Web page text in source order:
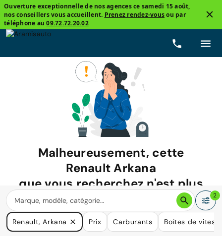
Ouverture exceptionnelle de nos agences ce samedi 15 août,
nos conseillers vous accueillent. Prenez rendez-vousou par
téléphone au09.72.72.20.02
Malheureusement, cette
Renault Arkana
que vous recherchez n'est plus
disponible.
Nous avons de nombreuses voitures qui pourraient répondre
à vos besoins.
2
Renault, Arkana Prix Carburants Boîtes de